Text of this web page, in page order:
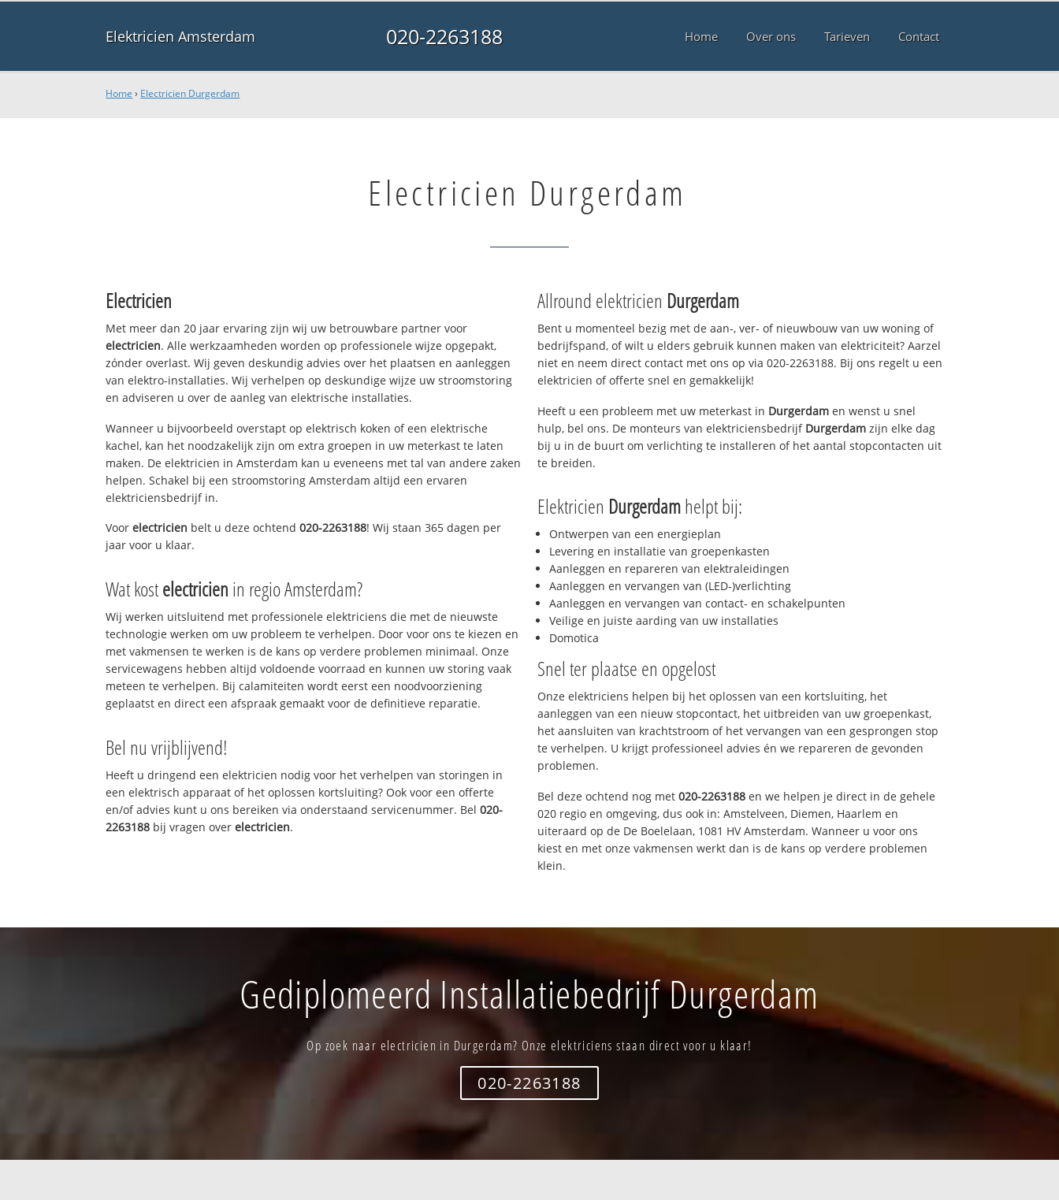
Elektricien Amsterdam 020-2263188 Home Over ons Tarieven Contact
Home › Electricien Durgerdam
Electricien Durgerdam
Electricien
Met meer dan 20 jaar ervaring zijn wij uw betrouwbare partner voor
electricien. Alle werkzaamheden worden op professionele wijze opgepakt,
zónder overlast. Wij geven deskundig advies over het plaatsen en aanleggen
van elektro-installaties. Wij verhelpen op deskundige wijze uw stroomstoring
en adviseren u over de aanleg van elektrische installaties.
Wanneer u bijvoorbeeld overstapt op elektrisch koken of een elektrische
kachel, kan het noodzakelijk zijn om extra groepen in uw meterkast te laten
maken. De elektricien in Amsterdam kan u eveneens met tal van andere zaken
helpen. Schakel bij een stroomstoring Amsterdam altijd een ervaren
elektriciensbedrijf in.
Voorelectricien belt u deze ochtend020-2263188! Wij staan 365 dagen per
jaar voor u klaar.
Wat kostelectricien in regio Amsterdam?
Wij werken uitsluitend met professionele elektriciens die met de nieuwste
technologie werken om uw probleem te verhelpen. Door voor ons te kiezen en
met vakmensen te werken is de kans op verdere problemen minimaal. Onze
servicewagens hebben altijd voldoende voorraad en kunnen uw storing vaak
meteen te verhelpen. Bij calamiteiten wordt eerst een noodvoorziening
geplaatst en direct een afspraak gemaakt voor de definitieve reparatie.
Bel nu vrijblijvend!
Heeft u dringend een elektricien nodig voor het verhelpen van storingen in
een elektrisch apparaat of het oplossen kortsluiting? Ook voor een offerte
en/of advies kunt u ons bereiken via onderstaand servicenummer. Bel020-
2263188 bij vragen overelectricien.
Allround elektricien Durgerdam
Bent u momenteel bezig met de aan-, ver- of nieuwbouw van uw woning of
bedrijfspand, of wilt u elders gebruik kunnen maken van elektriciteit? Aarzel
niet en neem direct contact met ons op via 020-2263188. Bij ons regelt u een
elektricien of offerte snel en gemakkelijk!
Heeft u een probleem met uw meterkast in Durgerdam en wenst u snel
hulp, bel ons. De monteurs van elektriciensbedrijf Durgerdam zijn elke dag
bij u in de buurt om verlichting te installeren of het aantal stopcontacten uit
te breiden.
Elektricien Durgerdamhelpt bij:
Ontwerpen van een energieplan
Levering en installatie van groepenkasten
Aanleggen en repareren van elektraleidingen
Aanleggen en vervangen van (LED-)verlichting
Aanleggen en vervangen van contact- en schakelpunten
Veilige en juiste aarding van uw installaties
Domotica
Snel ter plaatse en opgelost
Onze elektriciens helpen bij het oplossen van een kortsluiting, het
aanleggen van een nieuw stopcontact, het uitbreiden van uw groepenkast,
het aansluiten van krachtstroom of het vervangen van een gesprongen stop
te verhelpen. U krijgt professioneel advies én we repareren de gevonden
problemen.
Bel deze ochtend nog met 020-2263188 en we helpen je direct in de gehele
020 regio en omgeving, dus ook in: Amstelveen, Diemen, Haarlem en
uiteraard op de De Boelelaan, 1081 HV Amsterdam. Wanneer u voor ons
kiest en met onze vakmensen werkt dan is de kans op verdere problemen
klein.
Gediplomeerd Installatiebedrijf Durgerdam
Op zoek naar electricien in Durgerdam? Onze elektriciens staan direct voor u klaar!
020-2263188